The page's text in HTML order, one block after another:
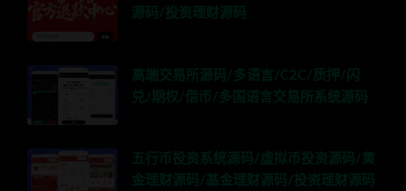
源码/投资理财源码
高端交易所源码/多语言/C2C/质押/闪
兑/期权/借币/多国语言交易所系统源码
五行币投资系统源码/虚拟币投资源码/黄
金理财源码/基金理财源码/投资理财源码